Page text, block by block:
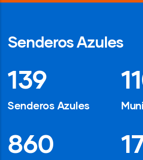
Senderos Azules
194
Senderos Azules
1,200